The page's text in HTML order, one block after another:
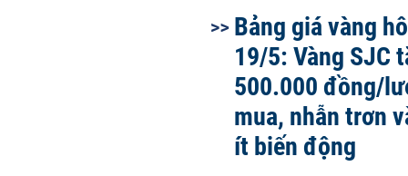
Bảng giá vàng
19/5: Vàng SJC
500.000 đồng/
mua, nhẫn trơn
ít biến động